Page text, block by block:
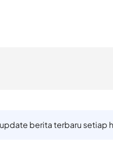
berita terbaru setiap